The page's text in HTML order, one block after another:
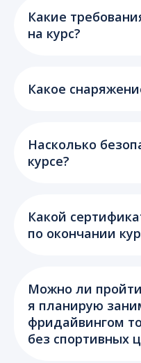
Какие
на курс?
Какое
Насколько
курсе?
Какой
по окончании
Можно ли
я планирую
фридайвингом
без спортивных